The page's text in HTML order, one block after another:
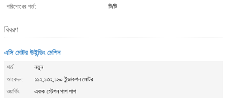
পরিশোধের শর্ত:
টি/টি
বিবরণ
এসি মোটর উইন্ডিং মেশিন
শর্ত:
নতুন
আবেদন:
১১২,১৩২,১৬০ ইন্ডাকশন মোটর
ওয়ার্কিং
একক স্টেশন পাশ পাশ